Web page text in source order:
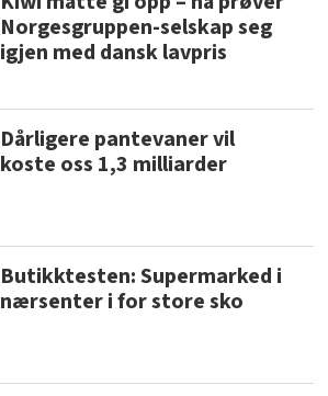
Norgesgruppen-selskap seg
igjen med dansk lavpris
Dårligere pantevaner vil
koste oss 1,3 milliarder
Butikktesten: Supermarked i
nærsenter i for store sko